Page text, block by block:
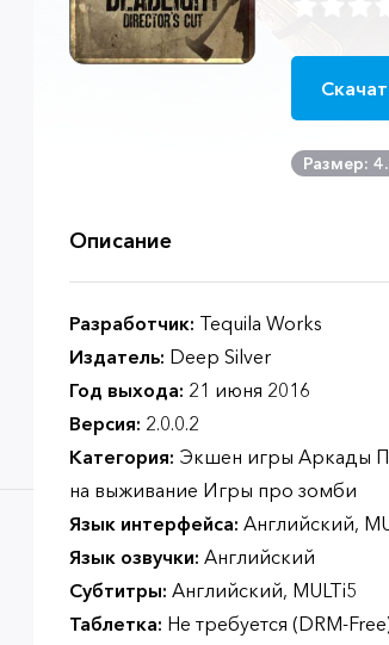
Размер:
Описание
Разработчик: Tequila Works
Издатель: Deep Silver
Год выхода: 21 июня 2016
Версия: 2.0.0.2
Категория: Экшен игры Аркады
на выживание Игры про зомби
Язык интерфейса: Английский,
Язык озвучки: Английский
Субтитры: Английский, MULTi5
Таблетка: Не требуется (DRM-